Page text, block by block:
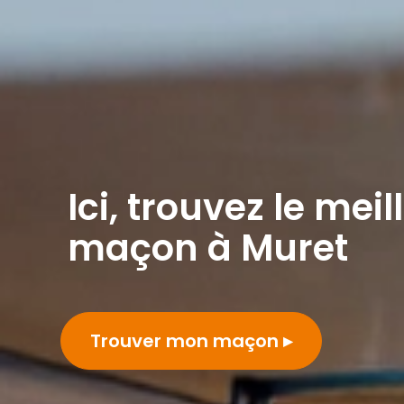
Ici, trouvez le
maçon à Muret
Trouver mon maçon